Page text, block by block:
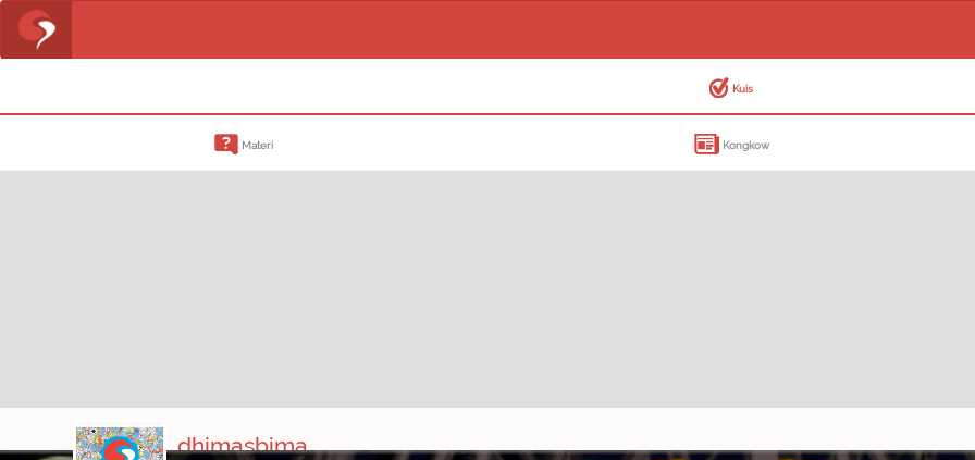
Kuis
Materi Kongkow
dhimasbima